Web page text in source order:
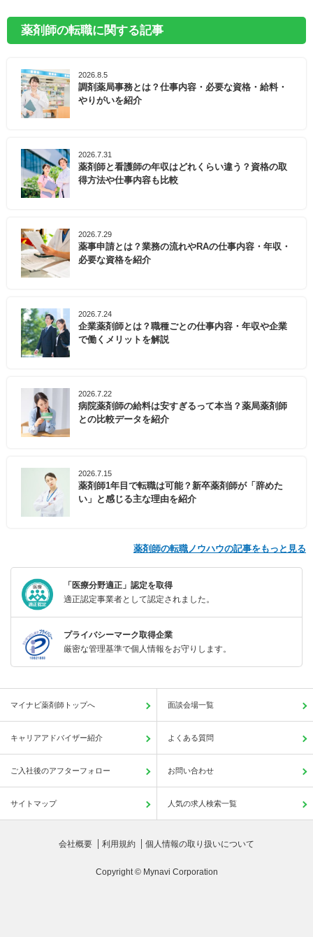
薬剤師の転職に関する記事
2026.8.5
調剤薬局事務とは？仕事内容・必要な資格・給料・
やりがいを紹介
2026.7.31
薬剤師と看護師の年収はどれくらい違う？資格の取
得方法や仕事内容も比較
2026.7.29
薬事申請とは？業務の流れやRAの仕事内容・年収・
必要な資格を紹介
2026.7.24
企業薬剤師とは？職種ごとの仕事内容・年収や企業
で働くメリットを解説
2026.7.22
病院薬剤師の給料は安すぎるって本当？薬局薬剤師
との比較データを紹介
2026.7.15
薬剤師1年目で転職は可能？新卒薬剤師が「辞めた
い」と感じる主な理由を紹介
薬剤師の転職ノウハウの記事をもっと見る
「医療分野適正」認定を取得
適正認定事業者として認定されました。
プライバシーマーク取得企業
厳密な管理基準で個人情報をお守りします。
マイナビ薬剤師トップへ 面談会場一覧
キャリアアドバイザー紹介 よくある質問
ご入社後のアフターフォロー お問い合わせ
サイトマップ 人気の求人検索一覧
会社概要 利用規約 個人情報の取り扱いについて
Copyright © Mynavi Corporation